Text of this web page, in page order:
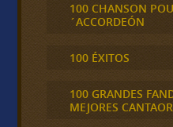
100 CHANSON
´ACCORDEÓN
100 ÉXITOS
100 GRANDES
MEJORES